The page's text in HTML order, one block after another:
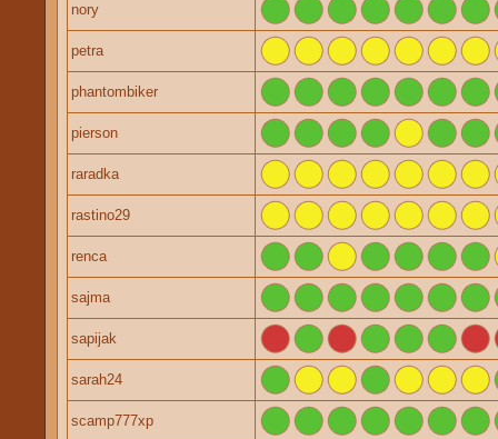
nory
petra
phantombiker
pierson
raradka
rastino29
renca
sajma
sapijak
sarah24
scamp777xp